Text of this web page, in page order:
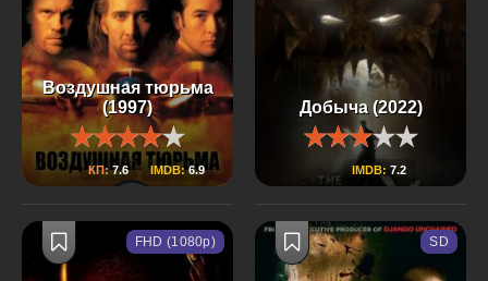
Воздушная тюрьма
(1997)
КП:7.6 IMDB:6.9
Добыча (2022)
IMDB: 7.2
FHD (1080p) SD